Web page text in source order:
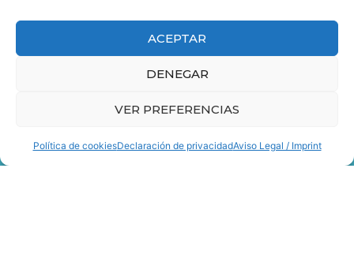
ACEPTAR
DENEGAR
VER PREFERENCIAS
Política de cookiesDeclaración de privacidadAviso Legal / Imprint
En aquest tipus
de tanca fem el